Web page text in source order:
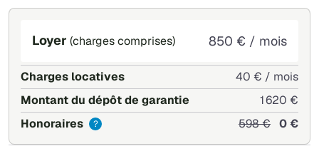
Loyer (charges comprises) 850 € / mois
Charges locatives
40 € / mois
Montant du dépôt de garantie
1 620 €
Honoraires
? 598 € 0 €